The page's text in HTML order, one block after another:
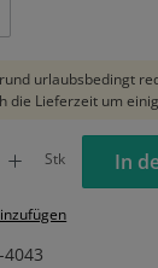
Option ist zurzeit
urlaubsbedingt
die Lieferzeit um
Wert ein
Stk In
4043